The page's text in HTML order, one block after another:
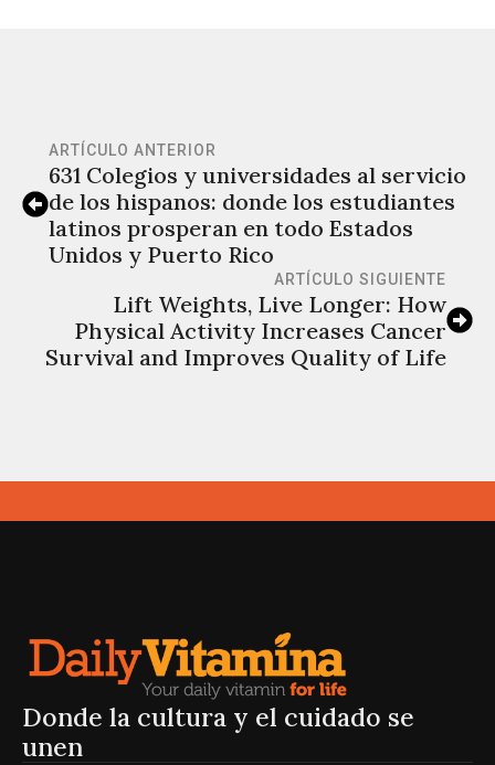
ARTÍCULO ANTERIOR
631 Colegios y universidades al servicio
de los hispanos: donde los estudiantes
latinos prosperan en todo Estados
Unidos y Puerto Rico
ARTÍCULO SIGUIENTE
Lift Weights, Live Longer: How
Physical Activity Increases Cancer
Survival and Improves Quality of Life
Donde la cultura y el cuidado se
unen